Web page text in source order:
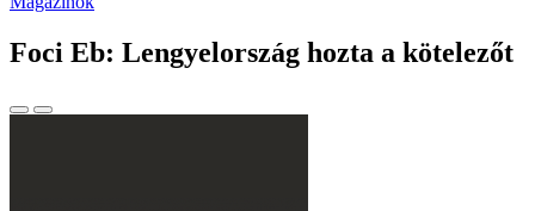
Foci Eb: Lengyelország hozta a kötelezőt